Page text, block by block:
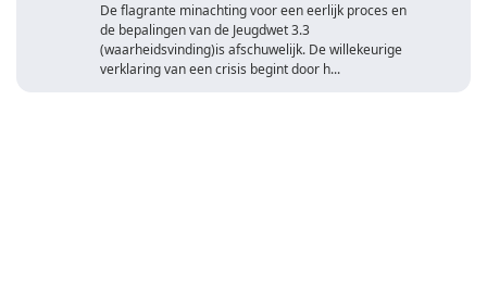
De flagrante minachting voor een eerlijk proces en
de bepalingen van de Jeugdwet 3.3
(waarheidsvinding)is afschuwelijk. De willekeurige
verklaring van een crisis begint door h...